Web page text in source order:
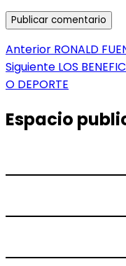
Navegación
de
Anterior Entrada
anterior:
RONALD
Siguiente Entrada
siguiente:
LOS
O DEPORTE
Espacio